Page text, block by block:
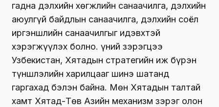
гадна дэлхийн хөгжлийн санаачилга, дэлхийн
аюулгүй байдлын санаачилга, дэлхийн соёл
иргэншлийн санаачилгыг идэвхтэй
хэрэгжүүлэх болно. Үүний зэрэгцээ
Узбекистан, Хятадын стратегийн иж бүрэн
түншлэлийн харилцааг шинэ шатанд
гаргахад бэлэн байна. Мөн Хятадын талтай
хамт Хятад-Төв Азийн механизм зэрэг олон